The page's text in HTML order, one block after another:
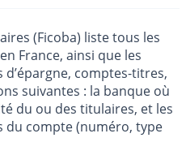
(Ficoba) liste tous les
France, ainsi que les
comptes-titres,
suivantes : la banque où
du ou des titulaires, et les
du compte (numéro, type